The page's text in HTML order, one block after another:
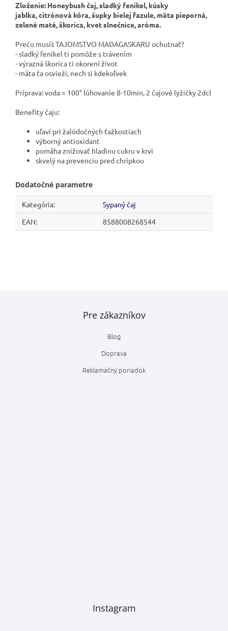
Zloženie: Honeybush čaj, sladký fenikel, kúsky
jablka,citrónová kôra, šupky bielej fazule, mäta pieporná,
zelené maté, škorica, kvet slnečnice, aróma.
Prečo musíš TAJOMSTVO MADAGASKARU ochutnať?
- sladký fenikel ti pomôže s trávením
- výrazná škorica ti okorení život
- mäta ťa osvieži, nech si kdekoľvek
Príprava: voda = 100° lúhovanie 8-10min, 2 čajové lyžičky 2dcl
Benefity čaju:
uľaví pri žalúdočných ťažkostiach
výborný antioxidant
pomáha znižovať hladinu cukru v krvi
skvelý na prevenciu pred chrípkou
Dodatočné parametre
Kategória:
Sypaný čaj
EAN: 8588008268544
Pre zákazníkov
Blog
Doprava
Reklamačný poriadok
Instagram